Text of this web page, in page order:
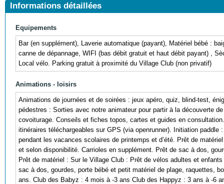
Informations détaillées
Equipements
Bar (en supplément), Laverie automatique (payant), Matériel bébé :
canne de dépannage, WIFI (bas débit gratuit et haut débit payant) ,
Local vélo. Parking gratuit à proximité du Village Club (non privatif)
Animations - loisirs
Animations de journées et de soirées : jeux apéro, quiz, blind-test,
pédestres : Sorties avec notre animateur pour partir à la découverte
covoiturage. Conseils et fiches topos, cartes et guides en
itinéraires téléchargeables sur GPS (via openrunner). Initiation
pendant les vacances scolaires de printemps et d’été. Prêt de
et selon disponibilité. Carrioles en supplément. Prêt de sac à dos,
Prêt de matériel : Sur le Village Club : Prêt de vélos adultes et
sac à dos, gourdes, porte bébé et petit matériel de plage, raquettes,
ans. Club des Babyz : 4 mois à -3 ans Club des Happyz : 3 ans à -6